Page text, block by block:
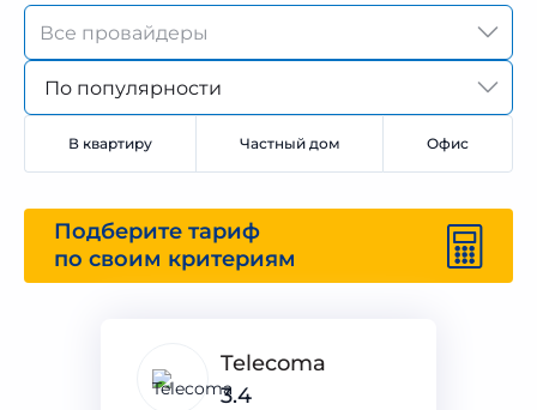
По популярности
В квартиру Частный дом Офис
Подберите тариф
по своим критериям
Telecoma
3.4